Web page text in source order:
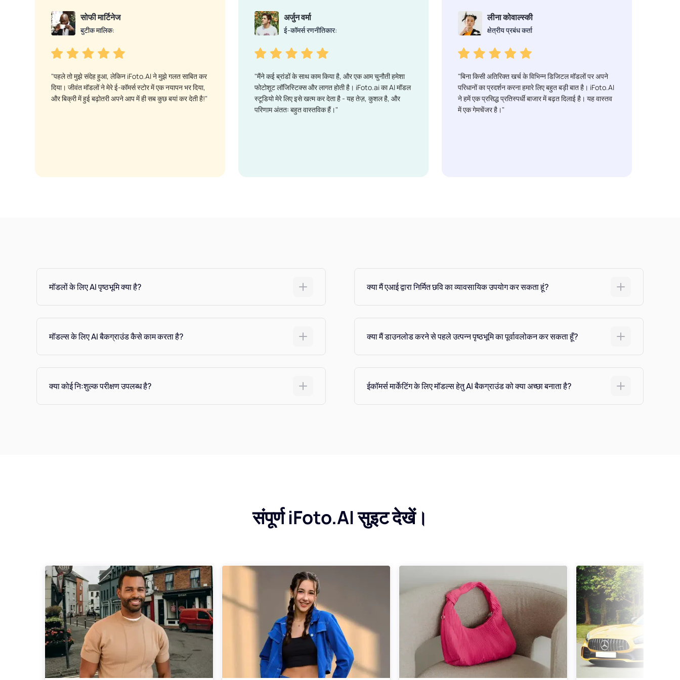
सोफी मार्टिनेज
बुटीक मालिक:
"पहले तो मुझे संदेह हुआ, लेकिन iFoto.AI ने मुझे गलत साबित कर
दिया। जीवंत मॉडलों ने मेरे ई-कॉमर्स स्टोर में एक नयापन भर दिया,
और बिक्री में हुई बढ़ोतरी अपने आप में ही सब कुछ बयां कर देती है!"
अर्जुन वर्मा
ई-कॉमर्स रणनीतिकार:
"मैंने कई ब्रांडों के साथ काम किया है, और एक आम चुनौती हमेशा
फोटोशूट लॉजिस्टिक्स और लागत होती है। iFoto.ai का AI मॉडल
स्टूडियो मेरे लिए इसे खत्म कर देता है - यह तेज़, कुशल है, और
परिणाम अंततः बहुत वास्तविक हैं।"
लीना कोवाल्स्की
क्षेत्रीय प्रबंध कर्ता
"बिना किसी अतिरिक्त खर्च के विभिन्न डिजिटल मॉडलों पर अपने
परिधानों का प्रदर्शन करना हमारे लिए बहुत बड़ी बात है। iFoto.AI
ने हमें एक प्रसिद्ध प्रतिस्पर्धी बाजार में बढ़त दिलाई है। यह वास्तव
में एक गेमचेंजर है।"
मॉडलों के लिए AI पृष्ठभूमि क्या है?
मॉडल्स के लिए AI बैकग्राउंड कैसे काम करता है?
क्या कोई निःशुल्क परीक्षण उपलब्ध है?
क्या मैं एआई द्वारा निर्मित छवि का व्यावसायिक उपयोग कर सकता हूं?
क्या मैं डाउनलोड करने से पहले उत्पन्न पृष्ठभूमि का पूर्वावलोकन कर सकता हूँ?
ईकॉमर्स मार्केटिंग के लिए मॉडल्स हेतु AI बैकग्राउंड को क्या अच्छा बनाता है?
संपूर्ण iFoto.AI सुइट देखें।